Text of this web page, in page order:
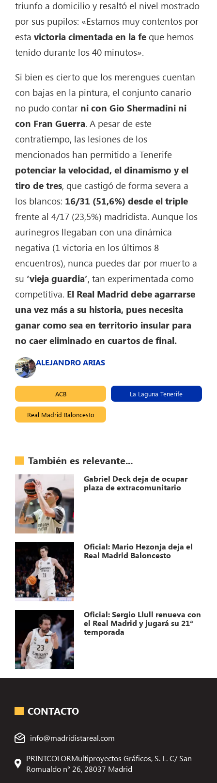
triunfo a domicilio y resaltó el nivel mostrado
por sus pupilos: «Estamos muy contentos por
estavictoria cimentada en la fe que hemos
tenido durante los 40 minutos».
Si bien es cierto que los merengues cuentan
con bajas en la pintura, el conjunto canario
no pudo contar ni con Gio Shermadini ni
con Fran Guerra. A pesar de este
contratiempo, las lesiones de los
mencionados han permitido a Tenerife
potenciar la velocidad, el dinamismo y el
tiro de tres, que castigó de forma severa a
los blancos: 16/31 (51,6%) desde el triple
frente al 4/17 (23,5%) madridista. Aunque los
aurinegros llegaban con una dinámica
negativa (1 victoria en los últimos 8
encuentros), nunca puedes dar por muerto a
su ‘vieja guardia’, tan experimentada como
competitiva. El Real Madrid debe agarrarse
una vez más a su historia, pues necesita
ganar como sea en territorio insular para
no caer eliminado en cuartos de final.
ALEJANDRO ARIAS
ACB La Laguna Tenerife
Real Madrid Baloncesto
También es relevante...
Gabriel Deck deja de ocupar
plaza de extracomunitario
Oficial: Mario Hezonja deja el
Real Madrid Baloncesto
Oficial: Sergio Llull renueva con
el Real Madrid y jugará su 21ª
temporada
CONTACTO
info@madridistareal.com
PRINTCOLORMultiproyectos Gráficos, S. L. C/ San
Romualdo n° 26, 28037 Madrid